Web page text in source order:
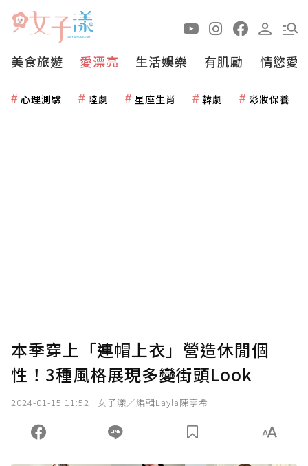
美食旅遊 愛漂亮 生活娛樂 有肌勵 情慾愛
心理測驗 陸劇 星座生肖 韓劇 彩妝保養
本季穿上「連帽上衣」營造休閒個
性！3種風格展現多變街頭Look
2024-01-15 11:52 女子漾／編輯Layla陳亭希